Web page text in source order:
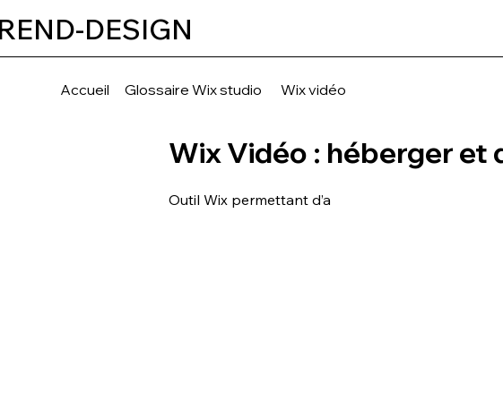
DESIGN
Accueil Glossaire Wix studio Wix vidéo
Wix Vidéo : héberger et
Outil Wix permettant d’a